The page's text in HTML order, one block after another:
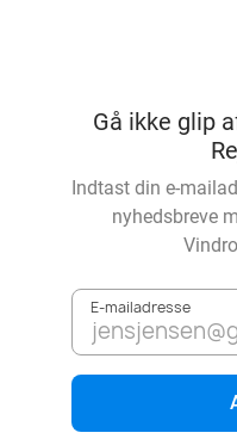
Gå ikke glip
Indtast din e-
nyhedsbreve
E-mailadresse